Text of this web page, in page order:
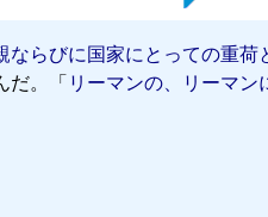
らびに国家にとっての重
だ。「 リーマンの、リーマン